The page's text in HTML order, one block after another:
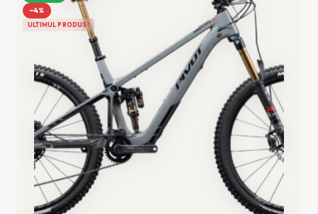
−4%
ULTIMUL PRODUS!